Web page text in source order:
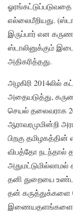
எல்லைமீறியது.
இருப்பார் என
ஸ்டாலினுக்கும்
அதிகரித்தது.
அழகிரி 2014லில்
அதையடுத்து,
செயல் தலைவராக
ஆராவரமுமின்றி
பிறகு
விபத்தோ நடந்தால்
தனி துறையை
தன் கருத்துக்களை
இணையதளங்களைப்